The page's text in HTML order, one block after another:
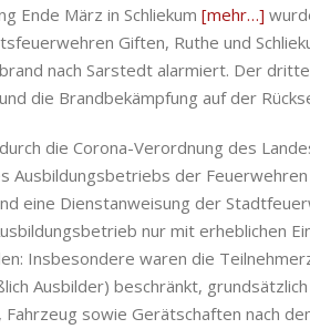
Ende März in Schliekum [mehr…]
Giften, Ruthe und
nach Sarstedt alarmiert. Der
die Brandbekämpfung auf der
die Corona-Verordnung des
Ausbildungsbetriebs der
eine Dienstanweisung der
nur mit erheblichen
Insbesondere waren die
Ausbilder) beschränkt,
Fahrzeug sowie Gerätschaften nach